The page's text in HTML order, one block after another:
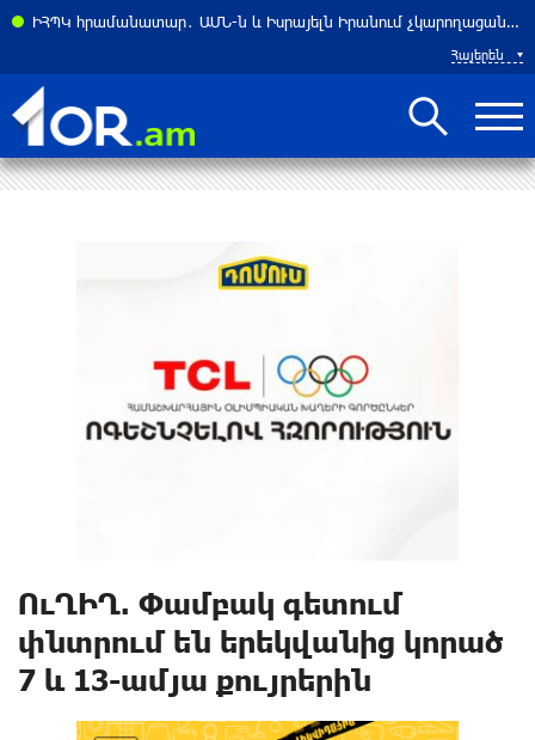
ԻՀՊԿ հրամանատար․ ԱՄՆ-ն և Իսրայելն Իրանում չկարողացան հասնել իրենց նպատակներին
Հայերեն
ՈւՂԻՂ. Փամբակ գետում
փնտրում են երեկվանից կորած
7 և 13-ամյա քույրերին